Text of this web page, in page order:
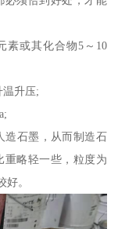
素或其化合物5～10
温升压;
造石墨，从而制造石
重略轻一些，粒度为
。